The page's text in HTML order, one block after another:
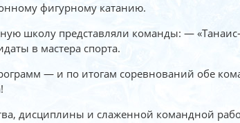
фигурному катанию.
школу представляли команды: —
в мастера спорта.
— и по итогам соревнований обе
дисциплины и слаженной командной